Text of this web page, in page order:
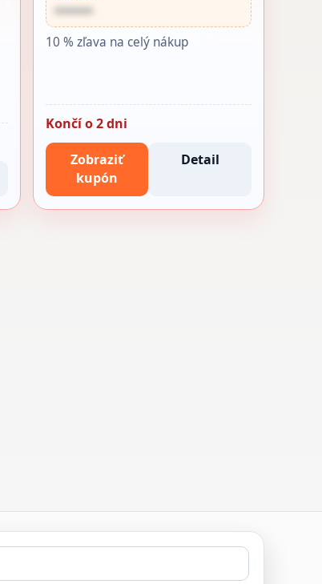
••••••
10 % zľava na celý nákup
Končí o 2 dni
Zobraziť
kupón
Detail